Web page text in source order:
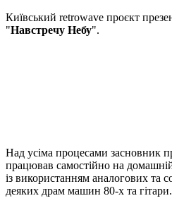
Київський retrowave проєкт
"Навстречу Небу".
Над усіма процесами засновник
працював самостійно на
із використанням аналогових та
деяких драм машин 80-х та гітари.